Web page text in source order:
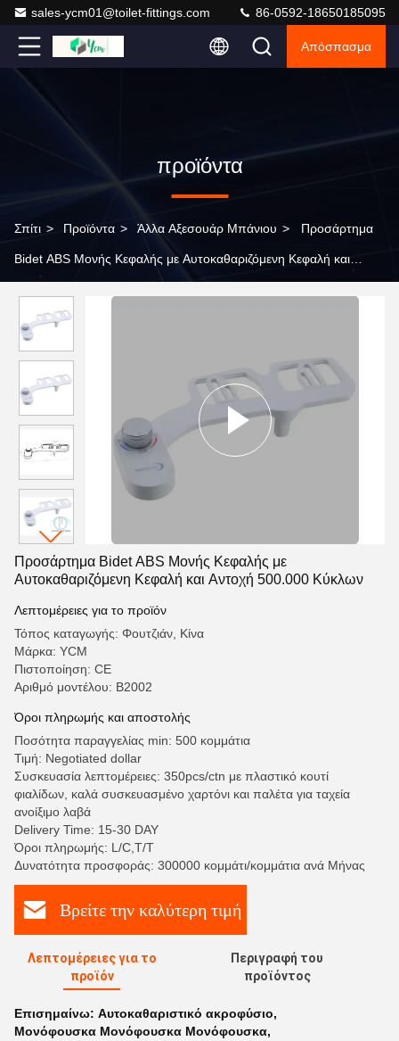
sales-ycm01@toilet-fittings.com 86-0592-18650185095
Απόσπασμα
προϊόντα
Σπίτι > Προϊόντα > Άλλα Αξεσουάρ Μπάνιου > Προσάρτημα
Bidet ABS Μονής Κεφαλής με Αυτοκαθαριζόμενη Κεφαλή και
Προσάρτημα Bidet ABS Μονής Κεφαλής με
Αυτοκαθαριζόμενη Κεφαλή και Αντοχή 500.000 Κύκλων
Λεπτομέρειες για το προϊόν
Τόπος καταγωγής: Φουτζιάν, Κίνα
Μάρκα: YCM
Πιστοποίηση: CE
Αριθμό μοντέλου: B2002
Όροι πληρωμής και αποστολής
Ποσότητα παραγγελίας min: 500 κομμάτια
Τιμή: Negotiated dollar
Συσκευασία λεπτομέρειες: 350pcs/ctn με πλαστικό κουτί
φιαλίδων, καλά συσκευασμένο χαρτόνι και παλέτα για ταχεία
ανοίξιμο λαβά
Delivery Time: 15-30 DAY
Όροι πληρωμής: L/C,T/T
Δυνατότητα προσφοράς: 300000 κομμάτι/κομμάτια ανά Μήνας
Βρείτε την καλύτερη τιμή
Λεπτομέρειες για το
προϊόν
Περιγραφή του
προϊόντος
Επισημαίνω: Αυτοκαθαριστικό ακροφύσιο,
Μονόφουσκα Μονόφουσκα Μονόφουσκα,